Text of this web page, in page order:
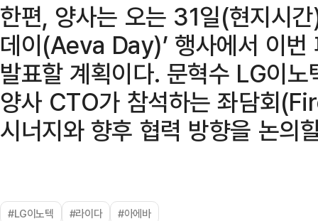
한편, 양사는 오는 31일(현지시
데이(Aeva Day)’ 행사에서 이번
발표할 계획이다. 문혁수 LG이
양사 CTO가 참석하는 좌담회
시너지와 향후 협력 방향을 논의
#LG이노텍 #라이다 #아에바